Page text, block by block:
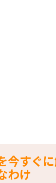
今すぐ
わけ